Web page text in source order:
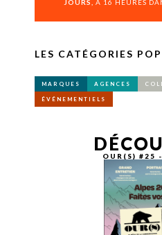
JOURS, À 16 HEURES
LES CATÉGORIES
MARQUES AGENCES
ÉVÉNEMENTIELS
OUR(S) #25